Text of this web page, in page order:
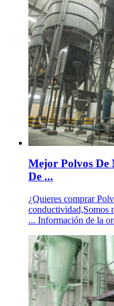
Mejor Polvos
De ...
¿Quieres comprar
conductividad,Somos
... Información de la